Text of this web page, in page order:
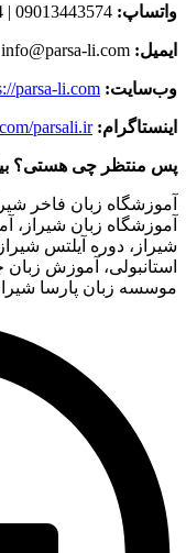
واتساپ:
ایمیل:
وب‌سایت: parsa-li.com
اینستاگرام: parsali.ir
پس منتظر چی هستی؟ بیا
آموزشگاه زبان فاخر
آموزشگاه زبان شیراز،
شیراز، دوره آیلتس
استانبولی، آموزش زبان
موسسه زبان پارسا